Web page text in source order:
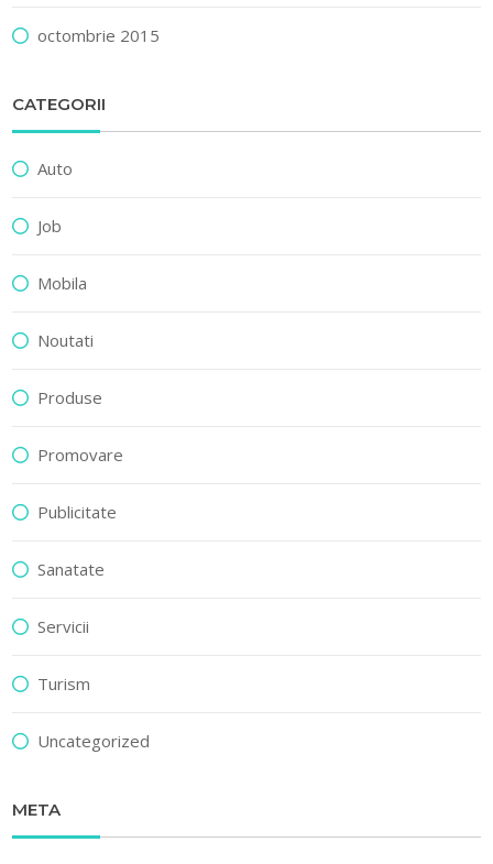
octombrie 2015
CATEGORII
Auto
Job
Mobila
Noutati
Produse
Promovare
Publicitate
Sanatate
Servicii
Turism
Uncategorized
META